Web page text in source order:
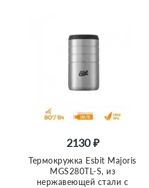
2130 ₽
Термокружка Esbit Majoris
MGS280TL-S, из
нержавеющей стали с